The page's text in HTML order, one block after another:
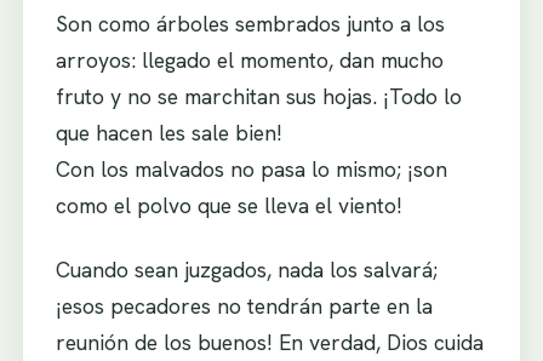
Son como árboles sembrados junto a los
arroyos: llegado el momento, dan mucho
fruto y no se marchitan sus hojas. ¡Todo lo
que hacen les sale bien!
Con los malvados no pasa lo mismo; ¡son
como el polvo que se lleva el viento!
Cuando sean juzgados, nada los salvará;
¡esos pecadores no tendrán parte en la
reunión de los buenos! En verdad, Dios cuida